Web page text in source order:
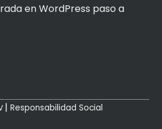
en WordPress paso a
| Responsabilidad Social